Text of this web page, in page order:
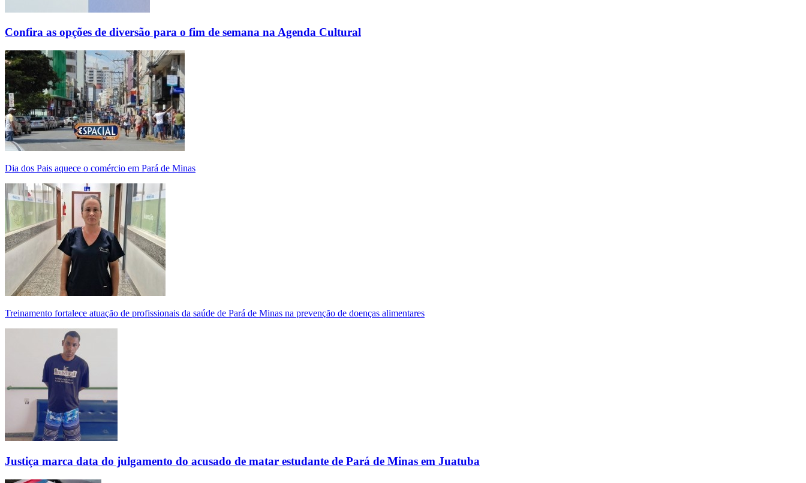
Confira as opções de diversão para o fim de semana na Agenda Cultural
Dia dos Pais aquece o comércio em Pará de Minas
Treinamento fortalece atuação de profissionais da saúde de Pará de Minas na prevenção de doenças alimentares
Justiça marca data do julgamento do acusado de matar estudante de Pará de Minas em Juatuba